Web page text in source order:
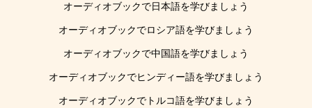
オーディオブックで日本語を学びましょう
オーディオブックでロシア語を学びましょう
オーディオブックで中国語を学びましょう
オーディオブックでヒンディー語を学びましょう
オーディオブックでトルコ語を学びましょう